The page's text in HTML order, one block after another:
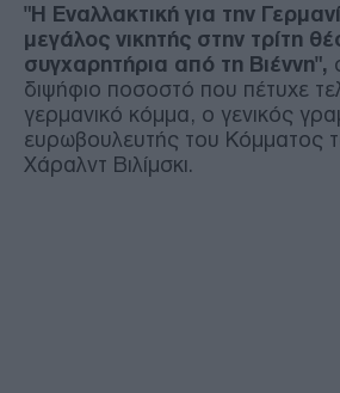
"Η Εναλλακτική για την
μεγάλος νικητής στην τρίτη
συγχαρητήρια από τη Βιέννη",
διψήφιο ποσοστό που πέτυχε
γερμανικό κόμμα, ο γενικός
ευρωβουλευτής του Κόμματος
Χάραλντ Βιλίμσκι.